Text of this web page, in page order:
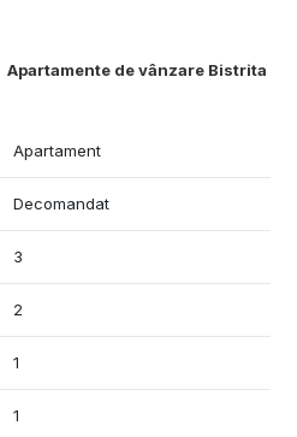
Apartamente de vânzare Bistrita
open space, baie, 2
orasului
pentru a programa o
telefonic la 0741455014.
Apartament
Decomandat
3
2
1
1